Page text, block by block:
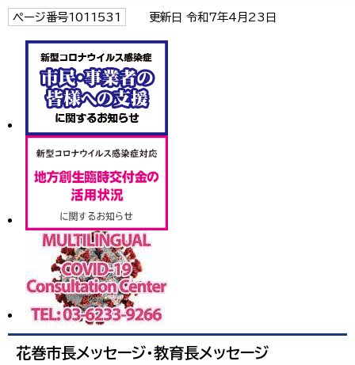
ページ番号1011531 更新日 令和7年4月23日
花巻市長メッセージ・教育長メッセージ